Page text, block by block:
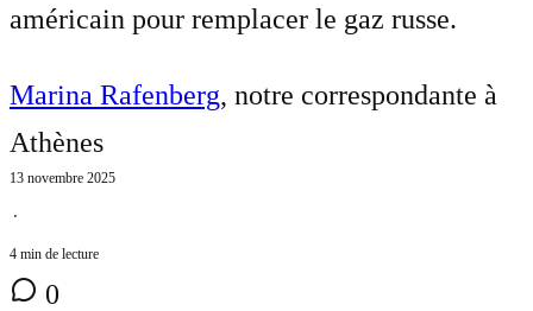
américain pour remplacer le gaz russe.
Marina Rafenberg, notre correspondante à
Athènes
13 novembre 2025
⋅
4 min de lecture
0